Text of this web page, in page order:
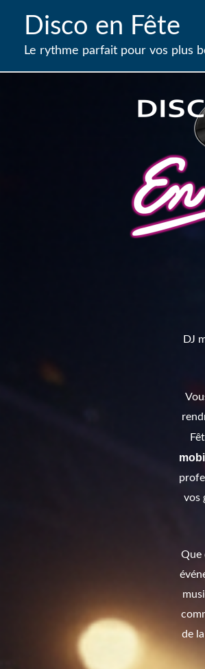
contenu
Disco en Fête
Le rythme parfait pour vos plus
DJ
vos
Que
de